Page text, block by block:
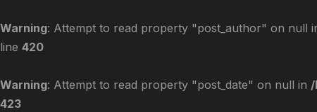
Warning: Attempt to read property "post_author" on null
line 420
Warning: Attempt to read property "post_date" on null in
423